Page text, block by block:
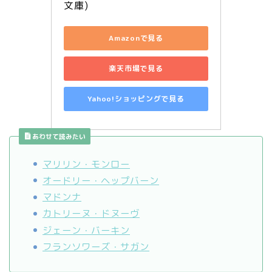
文庫)
Amazonで見る
楽天市場で見る
Yahoo!ショッピングで見る
あわせて読みたい
マリリン・モンロー
オードリー・ヘップバーン
マドンナ
カトリーヌ・ドヌーヴ
ジェーン・バーキン
フランソワーズ・サガン